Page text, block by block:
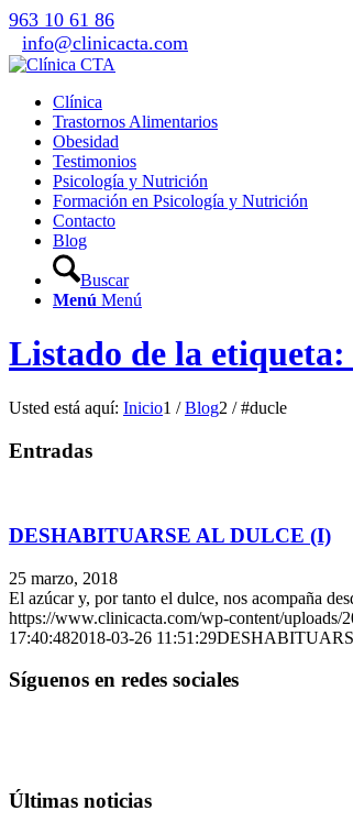
963 10 61 86
info@clinicacta.com
Clínica
Trastornos Alimentarios
Obesidad
Testimonios
Psicología y Nutrición
Formación en Psicología y Nutrición
Contacto
Blog
Buscar
Menú Menú
Listado de la etiqueta:
Usted está aquí: Inicio1 / Blog2 / #ducle
Entradas
DESHABITUARSE AL DULCE (I)
25 marzo, 2018
El azúcar y, por tanto el dulce, nos acompaña
https://www.clinicacta.com/wp-content/uploads/
17:40:482018-03-26 11:51:29
Síguenos en redes sociales
Últimas noticias